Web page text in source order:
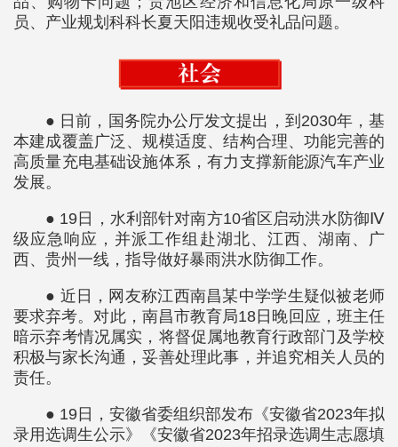
员、产业规划科科长夏天阳违规收受礼品问题。
● 日前，国务院办公厅发文提出，到2030年，基
本建成覆盖广泛、规模适度、结构合理、功能完善的
高质量充电基础设施体系，有力支撑新能源汽车产业
发展。
● 19日，水利部针对南方10省区启动洪水防御Ⅳ
级应急响应，并派工作组赴湖北、江西、湖南、广
西、贵州一线，指导做好暴雨洪水防御工作。
● 近日，网友称江西南昌某中学学生疑似被老师
要求弃考。对此，南昌市教育局18日晚回应，班主任
暗示弃考情况属实，将督促属地教育行政部门及学校
积极与家长沟通，妥善处理此事，并追究相关人员的
责任。
● 19日，安徽省委组织部发布《安徽省2023年拟
录用选调生公示》《安徽省2023年招录选调生志愿填